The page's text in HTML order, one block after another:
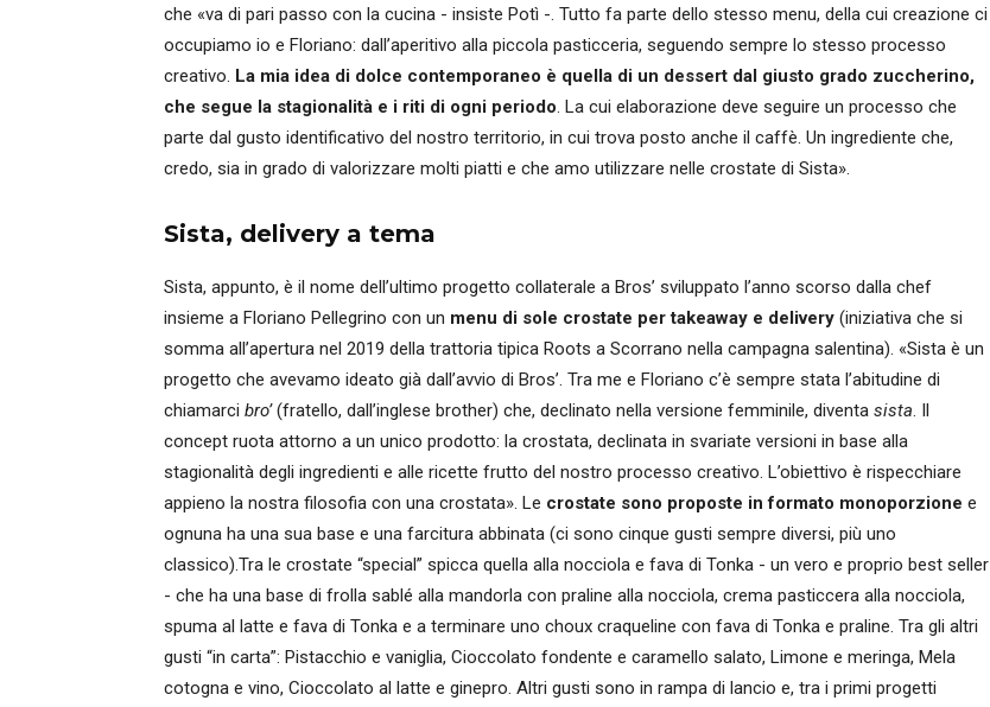
che «va di pari passo con la cucina - insiste Potì -. Tutto fa parte dello stesso menu, della cui creazione ci
occupiamo io e Floriano: dall’aperitivo alla piccola pasticceria, seguendo sempre lo stesso processo
creativo. La mia idea di dolce contemporaneo è quella di un dessert dal giusto grado zuccherino,
che segue la stagionalità e i riti di ogni periodo. La cui elaborazione deve seguire un processo che
parte dal gusto identificativo del nostro territorio, in cui trova posto anche il caffè. Un ingrediente che,
credo, sia in grado di valorizzare molti piatti e che amo utilizzare nelle crostate di Sista».
Sista, delivery a tema
Sista, appunto, è il nome dell’ultimo progetto collaterale a Bros’ sviluppato l’anno scorso dalla chef
insieme a Floriano Pellegrino con un menu di sole crostate per takeaway e delivery (iniziativa che si
somma all’apertura nel 2019 della trattoria tipica Roots a Scorrano nella campagna salentina). «Sista è un
progetto che avevamo ideato già dall’avvio di Bros’. Tra me e Floriano c’è sempre stata l’abitudine di
chiamarci bro’(fratello, dall’inglese brother) che, declinato nella versione femminile, diventa sista. Il
concept ruota attorno a un unico prodotto: la crostata, declinata in svariate versioni in base alla
stagionalità degli ingredienti e alle ricette frutto del nostro processo creativo. L’obiettivo è rispecchiare
appieno la nostra filosofia con una crostata». Le crostate sono proposte in formato monoporzione e
ognuna ha una sua base e una farcitura abbinata (ci sono cinque gusti sempre diversi, più uno
classico).Tra le crostate “special” spicca quella alla nocciola e fava di Tonka - un vero e proprio best seller
- che ha una base di frolla sablé alla mandorla con praline alla nocciola, crema pasticcera alla nocciola,
spuma al latte e fava di Tonka e a terminare uno choux craqueline con fava di Tonka e praline. Tra gli altri
gusti “in carta”: Pistacchio e vaniglia, Cioccolato fondente e caramello salato, Limone e meringa, Mela
cotogna e vino, Cioccolato al latte e ginepro. Altri gusti sono in rampa di lancio e, tra i primi progetti